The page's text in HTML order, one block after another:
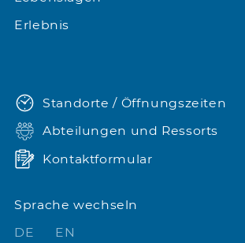
Erlebnis
Standorte / Öffnungszeiten
Abteilungen und Ressorts
Kontaktformular
Sprache wechseln
DE
EN